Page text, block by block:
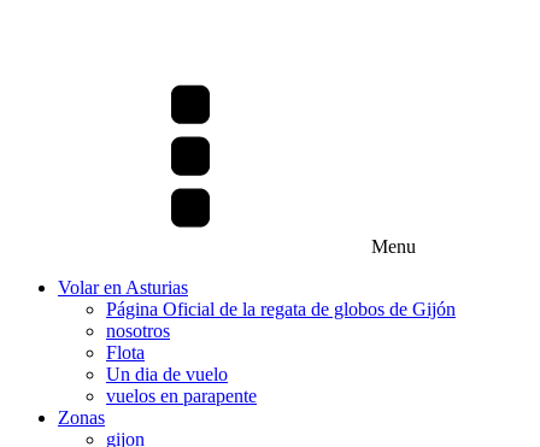
Menu
Volar en Asturias
Página Oficial de la regata de globos de Gijón
nosotros
Flota
Un dia de vuelo
vuelos en parapente
Zonas
gijon